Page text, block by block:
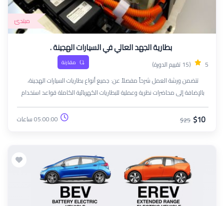
مبتدئ
بطارية الجهد العالي في السيارات الهجينة .
5 (15 تقييم الدورة) مقارنة
تتضمن ورشة العمل شرحاً مفصلاً عن: جميع أنواع بطاريات السيارات الهجينة،
بالإضافة إلى محاضرات نظرية وعملية للبطاريات الكهربائية الكاملة قواعد استخدام
معدات السلامة العامة أجزاء النظام ومبدأ تشغيله، والتدفق الكهربائي من البطارية
وإليها الطرق الصحيحة للفك والتركيب محاضرات متخصصة حول كيفية استخدام جهاز
$10
$25 05:00:00 ساعات